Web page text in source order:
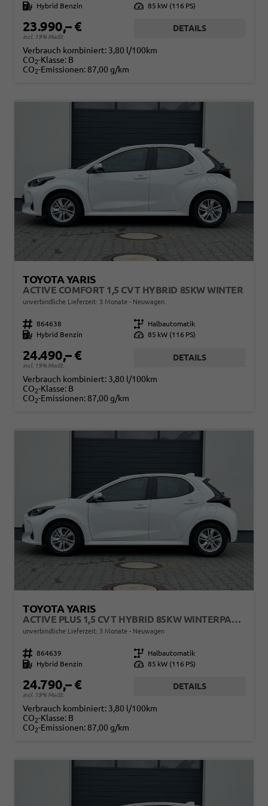
Kraftstoff
Hybrid Benzin Leistung 85 kW (116 PS)
23.990,– €
incl. 19% MwSt.
DETAILS
Verbrauch kombiniert: 3,80 l/100km
CO2-Klasse: B
CO2-Emissionen: 87,00 g/km
TOYOTA YARIS
ACTIVE COMFORT 1,5 CVT HYBRID 85KW WINTER
unverbindliche Lieferzeit: 3 Monate Neuwagen
Fahrzeugnr. 864638 Getriebe
Halbautomatik
Kraftstoff
Hybrid Benzin Leistung 85 kW (116 PS)
24.490,– €
incl. 19% MwSt.
DETAILS
Verbrauch kombiniert: 3,80 l/100km
CO2-Klasse: B
CO2-Emissionen: 87,00 g/km
TOYOTA YARIS
ACTIVE PLUS 1,5 CVT HYBRID 85KW WINTERPAKET
unverbindliche Lieferzeit: 3 Monate Neuwagen
Fahrzeugnr. 864639 Getriebe
Halbautomatik
Kraftstoff
Hybrid Benzin Leistung 85 kW (116 PS)
24.790,– €
incl. 19% MwSt.
DETAILS
Verbrauch kombiniert: 3,80 l/100km
CO2-Klasse: B
CO2-Emissionen: 87,00 g/km